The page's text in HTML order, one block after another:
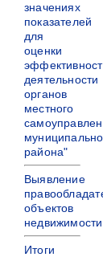
значениях
показателей
для
оценки
деятельности
органов
местного
района"
Выявление
объектов
недвижимости
Итоги